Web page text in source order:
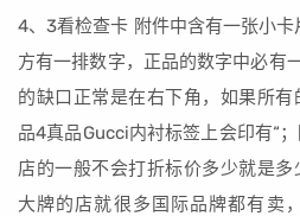
4、3看检查卡 附件中含有一张小
方有一排数字，正品的数字中必有
的缺口正常是在右下角，如果所
品4真品Gucci内衬标签上会印有“
店的一般不会打折标价多少就是
大牌的店就很多国际品牌都有卖